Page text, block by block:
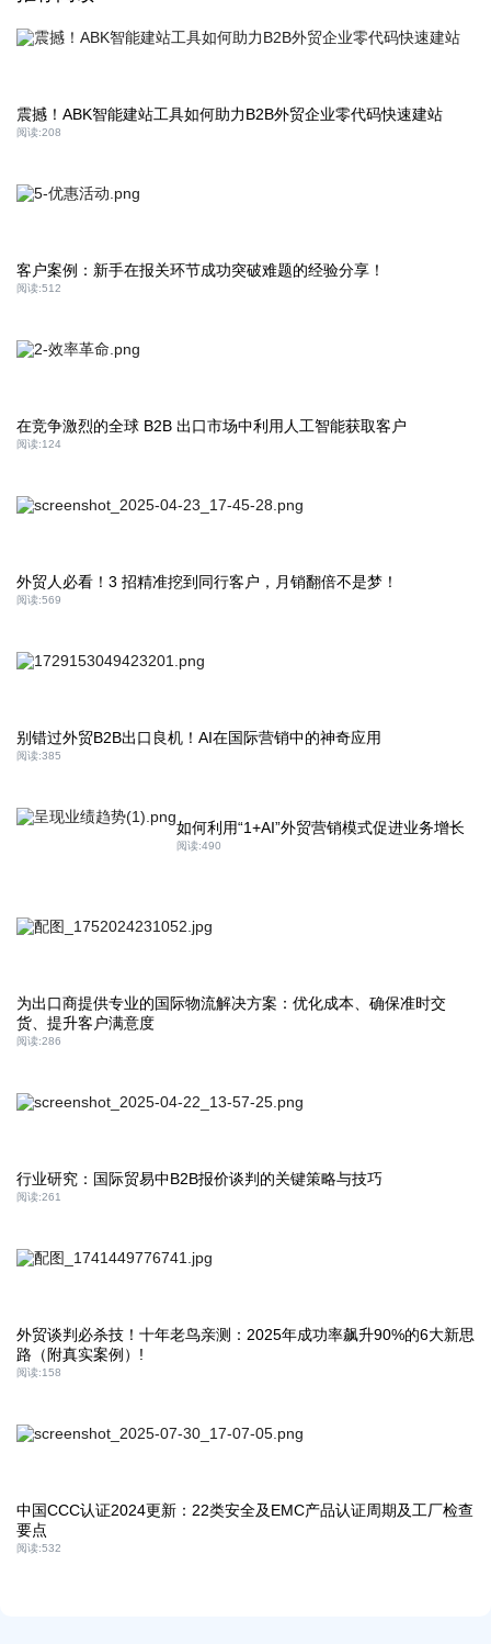
震撼！ABK智能建站工具如何助力B2B外贸企业零代码快速建站
阅读:208
客户案例：新手在报关环节成功突破难题的经验分享！
阅读:512
在竞争激烈的全球 B2B 出口市场中利用人工智能获取客户
阅读:124
外贸人必看！3 招精准挖到同行客户，月销翻倍不是梦！
阅读:569
别错过外贸B2B出口良机！AI在国际营销中的神奇应用
阅读:385
如何利用“1+AI”外贸营销模式促进业务增长
阅读:490
为出口商提供专业的国际物流解决方案：优化成本、确保准时交
货、提升客户满意度
阅读:286
行业研究：国际贸易中B2B报价谈判的关键策略与技巧
阅读:261
外贸谈判必杀技！十年老鸟亲测：2025年成功率飙升90%的6大新思
路（附真实案例）!
阅读:158
中国CCC认证2024更新：22类安全及EMC产品认证周期及工厂检查
要点
阅读:532